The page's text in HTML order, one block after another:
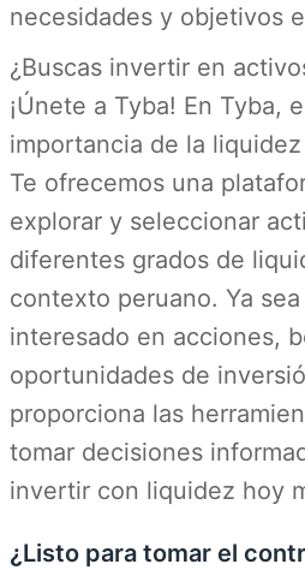
necesidades y objetivos
¿Buscas invertir en
¡Únete a Tyba! En Tyba,
importancia de la
Te ofrecemos una
explorar y seleccionar
diferentes grados de
contexto peruano. Ya
interesado en acciones,
oportunidades de
proporciona las
tomar decisiones
invertir con liquidez hoy
¿Listo para tomar el